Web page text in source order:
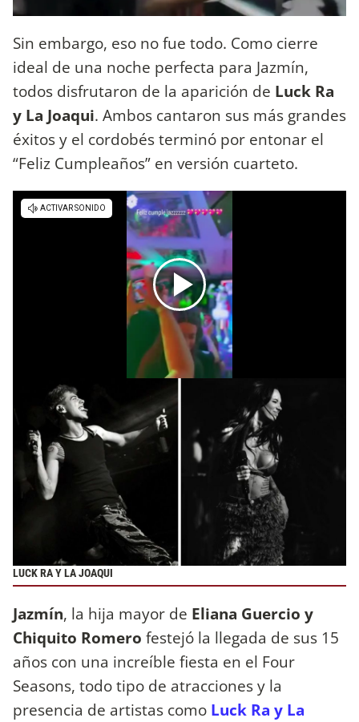
Sin embargo, eso no fue todo. Como cierre
ideal de una noche perfecta para Jazmín,
todos disfrutaron de la aparición de Luck Ra
y La Joaqui. Ambos cantaron sus más grandes
éxitos y el cordobés terminó por entonar el
“Feliz Cumpleaños” en versión cuarteto.
LUCK RA Y LA JOAQUI
Jazmín, la hija mayor de Eliana Guercio y
Chiquito Romero festejó la llegada de sus 15
años con una increíble fiesta en el Four
Seasons, todo tipo de atracciones y la
presencia de artistas como Luck Ra y La